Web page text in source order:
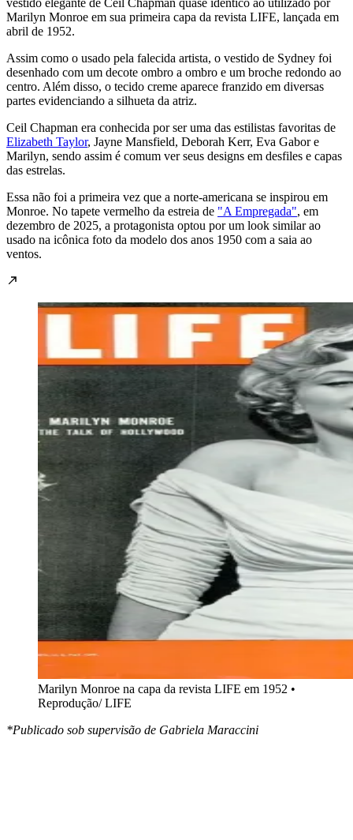
Marilyn Monroe em sua primeira capa da revista LIFE, lançada em
abril de 1952.
Assim como o usado pela falecida artista, o vestido de Sydney foi
desenhado com um decote ombro a ombro e um broche redondo ao
centro. Além disso, o tecido creme aparece franzido em diversas
partes evidenciando a silhueta da atriz.
Ceil Chapman era conhecida por ser uma das estilistas favoritas de
Elizabeth Taylor, Jayne Mansfield, Deborah Kerr, Eva Gabor e
Marilyn, sendo assim é comum ver seus designs em desfiles e capas
das estrelas.
Essa não foi a primeira vez que a norte-americana se inspirou em
Monroe. No tapete vermelho da estreia de "A Empregada", em
dezembro de 2025, a protagonista optou por um look similar ao
usado na icônica foto da modelo dos anos 1950 com a saia ao
ventos.
Marilyn Monroe na capa da revista LIFE em 1952 •
Reprodução/ LIFE
*Publicado sob supervisão de Gabriela Maraccini